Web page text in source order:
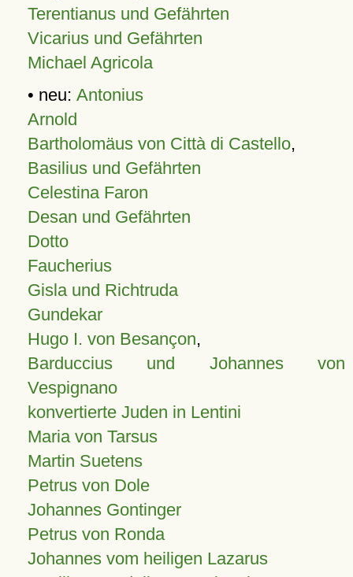
Terentianus und Gefährten
Vicarius und Gefährten
Michael Agricola
• neu: Antonius
Arnold
Bartholomäus von Città di Castello,
Basilius und Gefährten
Celestina Faron
Desan und Gefährten
Dotto
Faucherius
Gisla und Richtruda
Gundekar
Hugo I. von Besançon,
Barduccius und Johannes von
Vespignano
konvertierte Juden in Lentini
Maria von Tarsus
Martin Suetens
Petrus von Dole
Johannes Gontinger
Petrus von Ronda
Johannes vom heiligen Lazarus